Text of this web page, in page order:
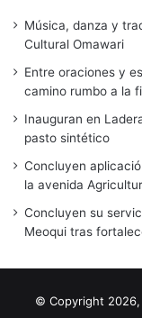
Música, danza y
Cultural Omawari
Entre oraciones y
camino rumbo a la
Inauguran en
pasto sintético
Concluyen
la avenida
Concluyen su
Meoqui tras
© Copyright